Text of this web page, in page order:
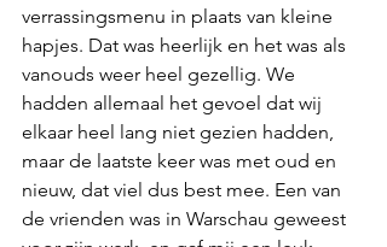
verrassingsmenu in plaats van kleine
hapjes. Dat was heerlijk en het was als
vanouds weer heel gezellig. We
hadden allemaal het gevoel dat wij
elkaar heel lang niet gezien hadden,
maar de laatste keer was met oud en
nieuw, dat viel dus best mee. Een van
de vrienden was in Warschau geweest